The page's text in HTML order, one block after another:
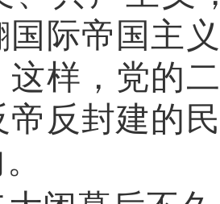
国际帝国主
这样，党的
帝反封建的